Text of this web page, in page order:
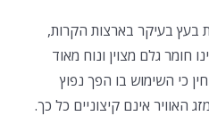
בעץ בעיקר בארצות הקרות,
חומר גלם מצוין ונוח מאוד
כי השימוש בו הפך נפוץ
האוויר אינם קיצוניים כל כך.